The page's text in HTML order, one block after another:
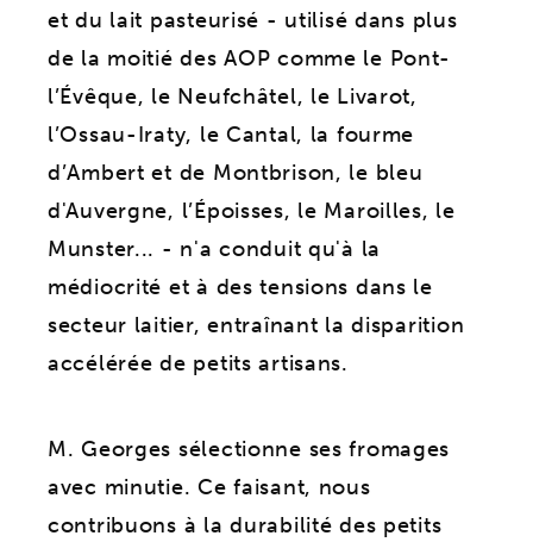
et du lait pasteurisé - utilisé dans plus
de la moitié des AOP comme le Pont-
l’Évêque, le Neufchâtel, le Livarot,
l’Ossau-Iraty, le Cantal, la fourme
d’Ambert et de Montbrison, le bleu
d'Auvergne, l’Époisses, le Maroilles, le
Munster... - n'a conduit qu'à la
médiocrité et à des tensions dans le
secteur laitier, entraînant la disparition
accélérée de petits artisans.
M. Georges sélectionne ses fromages
avec minutie. Ce faisant, nous
contribuons à la durabilité des petits